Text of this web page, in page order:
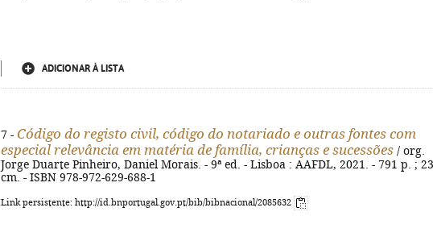
ADICIONAR À LISTA
7 - Código do registo civil, código do notariado e outras fontes com
especial relevância em matéria de família, crianças e sucessões / org.
Jorge Duarte Pinheiro, Daniel Morais. - 9ª ed. - Lisboa : AAFDL, 2021. - 791 p. ; 23
cm. - ISBN 978-972-629-688-1
Link persistente: http://id.bnportugal.gov.pt/bib/bibnacional/2085632